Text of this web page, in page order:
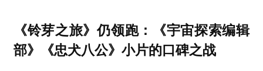
《铃芽之旅》仍领跑：《宇宙探索编辑
部》《忠犬八公》小片的口碑之战